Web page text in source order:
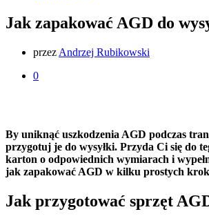
Jak zapakować AGD do
przez Andrzej Rubikowski
0
By uniknąć uszkodzenia AGD podczas
przygotuj je do wysyłki. Przyda Ci się do
karton o odpowiednich wymiarach i
jak zapakować AGD w kilku prostych
Jak przygotować sprzęt